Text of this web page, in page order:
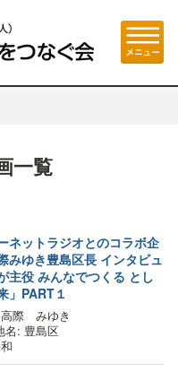
一覧
ネットラジオとのコラボ企
ゆき豊島区長 インタビュ
主役 みんなでつくる とし
」PART１
際 みゆき
名: 豊島区